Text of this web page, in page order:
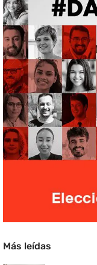
Más leídas